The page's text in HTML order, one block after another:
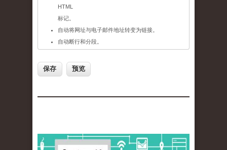
HTML
标记。
自动将网址与电子邮件地址转变为链接。
自动断行和分段。